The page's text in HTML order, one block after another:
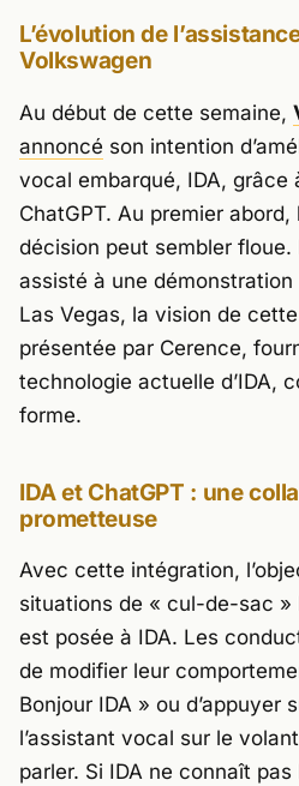
L’évolution de
Volkswagen
Au début de cette semaine,
annoncé son intention
vocal embarqué, IDA, grâce
ChatGPT. Au premier
décision peut sembler
assisté à une démonstration
Las Vegas, la vision de
présentée par Cerence,
technologie actuelle d’IDA,
forme.
IDA et ChatGPT : une
prometteuse
Avec cette intégration,
situations de « cul-de-sac »
est posée à IDA. Les
de modifier leur
Bonjour IDA » ou d’appuyer
l’assistant vocal sur le
parler. Si IDA ne connaît pas